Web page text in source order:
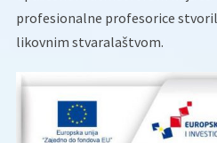
profesionalne profesorice
likovnim stvaralaštvom.